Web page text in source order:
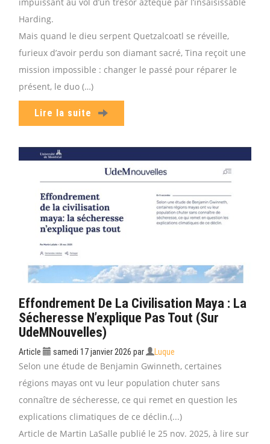
Harding.
Mais quand le dieu serpent Quetzalcoatl se réveille,
furieux d’avoir perdu son diamant sacré, Tina reçoit une
mission impossible : changer le passé pour réparer le
présent, le duo (…)
Lire la suite
Effondrement De La Civilisation Maya : La
Sécheresse N’explique Pas Tout (sur
UdeMNouvelles)
Article samedi 17 janvier 2026 par Luque
Selon une étude de Benjamin Gwinneth, certaines
régions mayas ont vu leur population chuter sans
connaître de sécheresse, ce qui remet en question les
explications climatiques de ce déclin.(...)
Article de Martin LaSalle publié le 25 nov. 2025, à lire sur